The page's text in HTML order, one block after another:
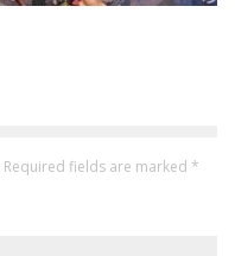
Required fields are marked *